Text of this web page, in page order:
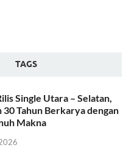
TAGS
Single Utara – Selatan,
30 Tahun Berkarya dengan
Makna